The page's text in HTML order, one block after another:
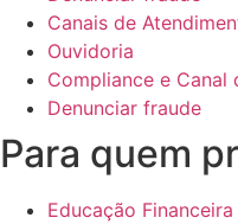
Canais de
Ouvidoria
Compliance e Canal
Denunciar fraude
Para quem
Educação Financeira